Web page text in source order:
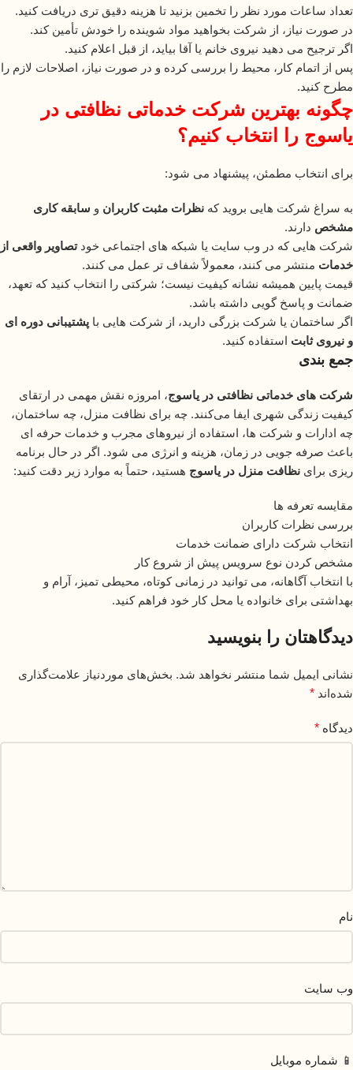
تعداد ساعات مورد نظر را تخمین بزنید تا هزینه دقیق تری دریافت کنید.
در صورت نیاز، از شرکت بخواهید مواد شوینده را خودش تأمین کند.
اگر ترجیح می دهید نیروی خانم یا آقا بیاید، از قبل اعلام کنید.
پس از اتمام کار، محیط را بررسی کرده و در صورت نیاز، اصلاحات لازم را
مطرح کنید.
چگونه بهترین شرکت خدماتی نظافتی در
یاسوج را انتخاب کنیم؟
برای انتخاب مطمئن، پیشنهاد می شود:
به سراغ شرکت هایی بروید که نظرات مثبت کاربران و سابقه کاری
مشخص دارند.
شرکت هایی که در وب سایت یا شبکه های اجتماعی خودتصاویر واقعی از
خدمات منتشر می کنند، معمولاً شفاف تر عمل می کنند.
قیمت پایین همیشه نشانه کیفیت نیست؛ شرکتی را انتخاب کنید که تعهد،
ضمانت و پاسخ گویی داشته باشد.
اگر ساختمان یا شرکت بزرگی دارید، از شرکت هایی با پشتیبانی دوره ای
و نیروی ثابت استفاده کنید.
جمع بندی
شرکت های خدماتی نظافتی در یاسوج، امروزه نقش مهمی در ارتقای
کیفیت زندگی شهری ایفا می‌کنند. چه برای نظافت منزل، چه ساختمان،
چه ادارات و شرکت ها، استفاده از نیروهای مجرب و خدمات حرفه ای
باعث صرفه جویی در زمان، هزینه و انرژی می شود. اگر در حال برنامه
ریزی برای نظافت منزل در یاسوج هستید، حتماً به موارد زیر دقت کنید:
مقایسه تعرفه ها
بررسی نظرات کاربران
انتخاب شرکت دارای ضمانت خدمات
مشخص کردن نوع سرویس پیش از شروع کار
با انتخاب آگاهانه، می توانید در زمانی کوتاه، محیطی تمیز، آرام و
بهداشتی برای خانواده یا محل کار خود فراهم کنید.
دیدگاهتان را بنویسید
نشانی ایمیل شما منتشر نخواهد شد. بخش‌های موردنیاز علامت‌گذاری
شده‌اند *
دیدگاه *
نام
وب‌ سایت
📱 شماره موبایل